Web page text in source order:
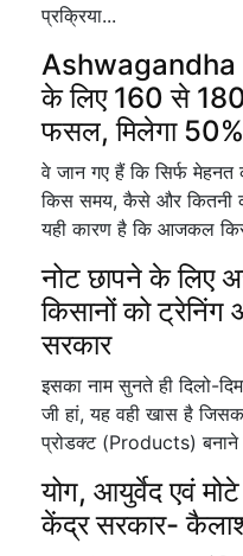
प्रक्रिया...
Ashwagandha
के लिए 160 से 180
फसल, मिलेगा
वे जान गए हैं कि सिर्फ मेहनत
किस समय, कैसे और कितनी
यही कारण है कि आजकल
नोट छापने के लिए
किसानों को ट्रेनिंग
सरकार
इसका नाम सुनते ही दिलो-
जी हां, यह वही खास है
प्रोडक्ट (Products) बनाने
योग, आयुर्वेद एवं
केंद्र सरकार-